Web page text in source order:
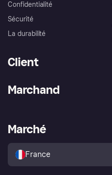
Confidentialité
Sécurité
La durabilité
Client
Explorez les magasins
Politique de protection de
l’acheteur Klarna
Marchand
Portail Marchand
Marché
France